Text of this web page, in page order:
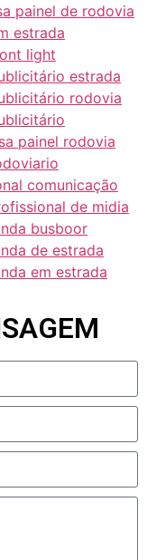
painel de rodovia
estrada
light
estrada
rodovia
painel rodovia
comunicação
de midia
busboor
de estrada
em estrada